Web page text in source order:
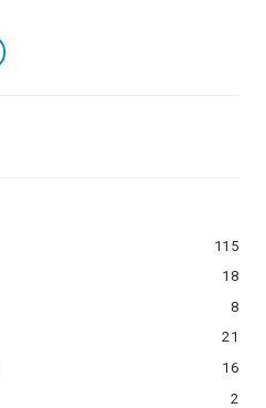
115
18
8
21
16
2